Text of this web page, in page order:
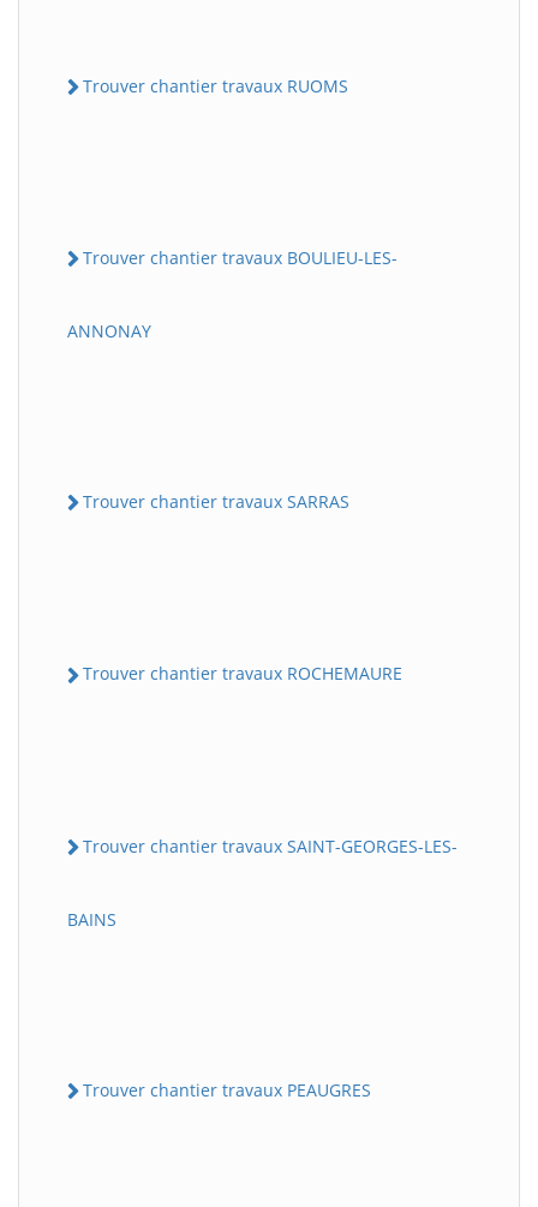
Trouver chantier travaux RUOMS
Trouver chantier travaux BOULIEU-LES-
ANNONAY
Trouver chantier travaux SARRAS
Trouver chantier travaux ROCHEMAURE
Trouver chantier travaux SAINT-GEORGES-LES-
BAINS
Trouver chantier travaux PEAUGRES